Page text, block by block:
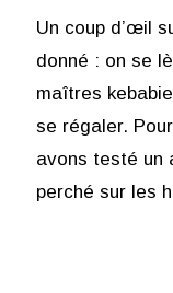
Un coup d’œil
donné : on se
maîtres
se régaler.
avons testé un
perché sur les